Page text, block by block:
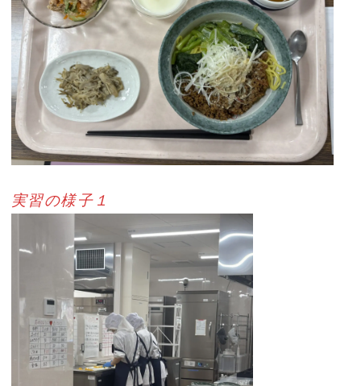
実習の様子１